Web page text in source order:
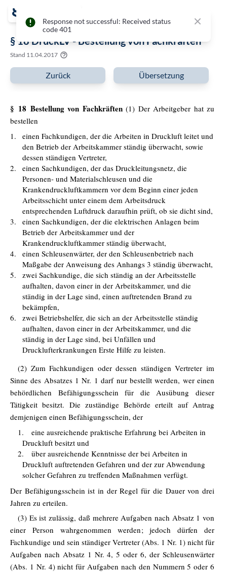
Response not successful: Received status
code 401
Close
§ 18 DruckLV - Bestellung von Fachkräften
Stand 11.04.2017
Zurück Übersetzung
§ 18 Bestellung von Fachkräften (1) Der Arbeitgeber hat zu
bestellen
1.
einen Fachkundigen, der die Arbeiten in Druckluft leitet und
den Betrieb der Arbeitskammer ständig überwacht, sowie
dessen ständigen Vertreter,
2.
einen Sachkundigen, der das Druckleitungsnetz, die
Personen- und Materialschleusen und die
Krankendruckluftkammern vor dem Beginn einer jeden
Arbeitsschicht unter einem dem Arbeitsdruck
entsprechenden Luftdruck daraufhin prüft, ob sie dicht sind,
3.
einen Sachkundigen, der die elektrischen Anlagen beim
Betrieb der Arbeitskammer und der
Krankendruckluftkammer ständig überwacht,
4.
einen Schleusenwärter, der den Schleusenbetrieb nach
Maßgabe der Anweisung des Anhangs 3 ständig überwacht,
5.
zwei Sachkundige, die sich ständig an der Arbeitsstelle
aufhalten, davon einer in der Arbeitskammer, und die
ständig in der Lage sind, einen auftretenden Brand zu
bekämpfen,
6.
zwei Betriebshelfer, die sich an der Arbeitsstelle ständig
aufhalten, davon einer in der Arbeitskammer, und die
ständig in der Lage sind, bei Unfällen und
Drucklufterkrankungen Erste Hilfe zu leisten.
(2) Zum Fachkundigen oder dessen ständigen Vertreter im
Sinne des Absatzes 1 Nr. 1 darf nur bestellt werden, wer einen
behördlichen Befähigungsschein für die Ausübung dieser
Tätigkeit besitzt. Die zuständige Behörde erteilt auf Antrag
demjenigen einen Befähigungsschein, der
1.
eine ausreichende praktische Erfahrung bei Arbeiten in
Druckluft besitzt und
2.
über ausreichende Kenntnisse der bei Arbeiten in
Druckluft auftretenden Gefahren und der zur Abwendung
solcher Gefahren zu treffenden Maßnahmen verfügt.
Der Befähigungsschein ist in der Regel für die Dauer von drei
Jahren zu erteilen.
(3) Es ist zulässig, daß mehrere Aufgaben nach Absatz 1 von
einer Person wahrgenommen werden; jedoch dürfen der
Fachkundige und sein ständiger Vertreter (Abs. 1 Nr. 1) nicht für
Aufgaben nach Absatz 1 Nr. 4, 5 oder 6, der Schleusenwärter
(Abs. 1 Nr. 4) nicht für Aufgaben nach den Nummern 5 oder 6